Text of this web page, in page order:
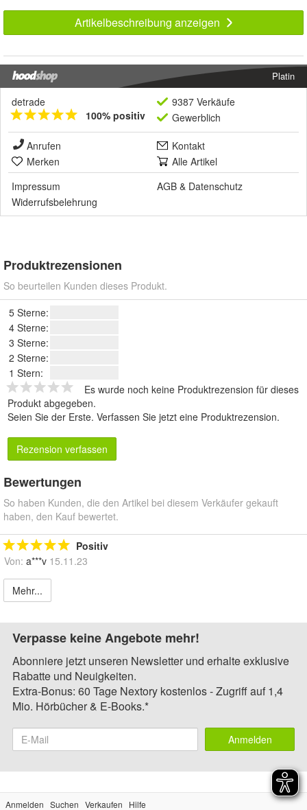
Artikelbeschreibung anzeigen
Platin
detrade
100% positiv
9387 Verkäufe
Gewerblich
Anrufen
Kontakt
Merken
Alle Artikel
Impressum
AGB & Datenschutz
Widerrufsbelehrung
Produktrezensionen
So beurteilen Kunden dieses Produkt.
5 Sterne:
4 Sterne:
3 Sterne:
2 Sterne:
1 Stern:
Es wurde noch keine Produktrezension für dieses
Produkt abgegeben.
Seien Sie der Erste. Verfassen Sie jetzt eine Produktrezension.
Rezension verfassen
Bewertungen
So haben Kunden, die den Artikel bei diesem Verkäufer gekauft
haben, den Kauf bewertet.
Positiv
Von: a***v 15.11.23
Mehr...
Verpasse keine Angebote mehr!
Abonniere jetzt unseren Newsletter und erhalte exklusive
Rabatte und Neuigkeiten.
Extra-Bonus: 60 Tage Nextory kostenlos - Zugriff auf 1,4
Mio. Hörbücher & E-Books.*
Anmelden
Anmelden Suchen Verkaufen
Hilfe